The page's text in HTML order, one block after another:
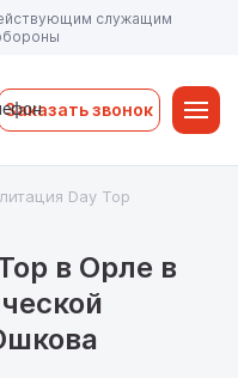
служащим
Заказать звонок
Day Top
в Орле в